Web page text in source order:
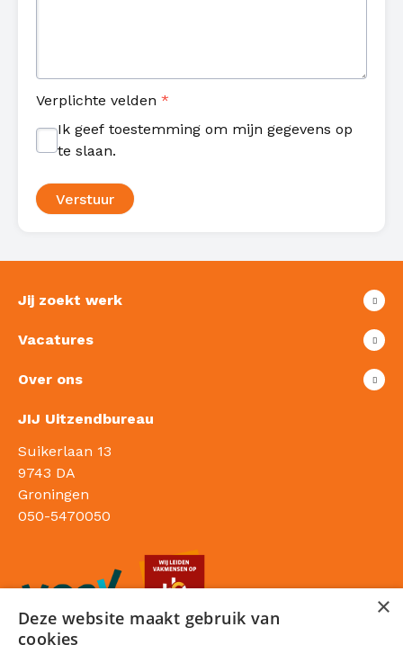
Verplichte velden *
Ik geef toestemming om mijn gegevens op
te slaan.
Jij zoekt werk
Vacatures
Over ons
JIJ Uitzendbureau
Suikerlaan 13
9743 DA
Groningen
050-5470050
×
Deze website maakt gebruik van
cookies